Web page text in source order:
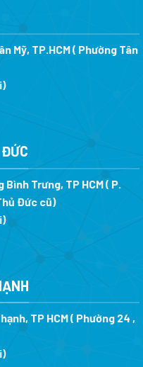
Mỹ, TP.HCM ( Phường Tân
)
Trưng, TP HCM ( P.
Đức cũ)
TP HCM ( Phường 24 ,